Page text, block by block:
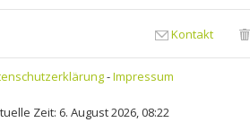
Kontakt
-Impressum
Zeit: 6. August 2026, 08:22